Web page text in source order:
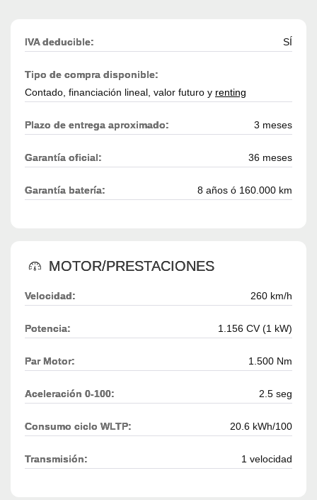
IVA deducible: SÍ
Tipo de compra disponible:
Contado, financiación lineal, valor futuro y renting
Plazo de entrega aproximado: 3 meses
Garantía oficial: 36 meses
Garantía batería: 8 años ó 160.000 km
MOTOR/PRESTACIONES
Velocidad: 260 km/h
Potencia: 1.156 CV (1 kW)
Par Motor: 1.500 Nm
Aceleración 0-100: 2.5 seg
Consumo ciclo WLTP: 20.6 kWh/100
Transmisión: 1 velocidad